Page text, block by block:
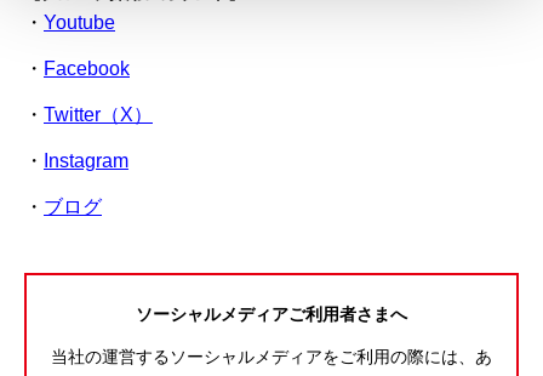
Youtube
Facebook
Twitter（X）
Instagram
ブログ
ソーシャルメディアご利用者さまへ
当社の運営するソーシャルメディアをご利用の際には、あ